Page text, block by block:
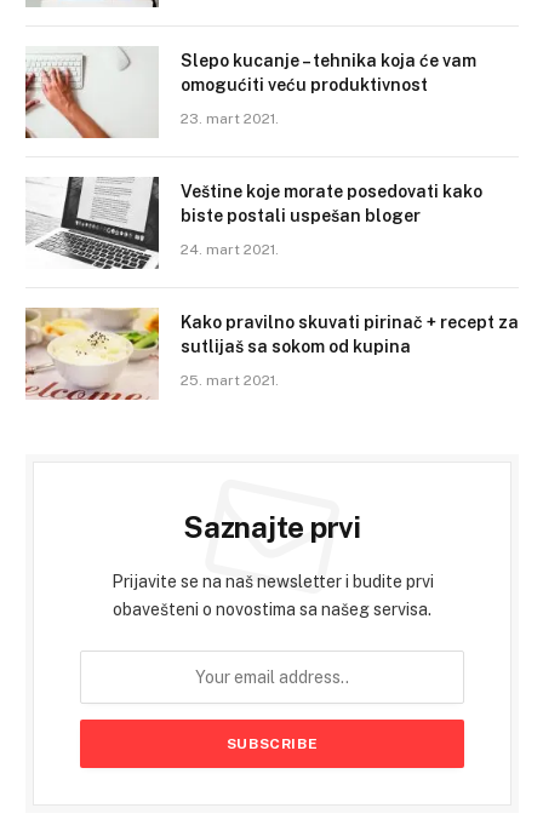
Slepo kucanje – tehnika koja će vam
omogućiti veću produktivnost
23. mart 2021.
Veštine koje morate posedovati kako
biste postali uspešan bloger
24. mart 2021.
Kako pravilno skuvati pirinač + recept za
sutlijaš sa sokom od kupina
25. mart 2021.
Saznajte prvi
Prijavite se na naš newsletter i budite prvi
obavešteni o novostima sa našeg servisa.